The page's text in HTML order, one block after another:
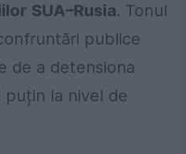
SUA–Rusia. Tonul
publice
de a detensiona
la nivel de